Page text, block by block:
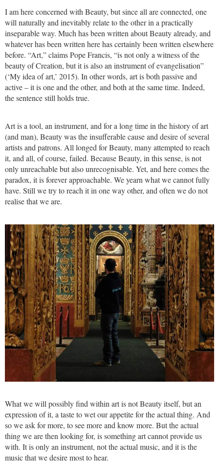
I am here concerned with Beauty, but since all are connected, one
will naturally and inevitably relate to the other in a practically
inseparable way. Much has been written about Beauty already, and
whatever has been written here has certainly been written elsewhere
before. “Art,” claims Pope Francis, “is not only a witness of the
beauty of Creation, but it is also an instrument of evangelisation”
(‘My idea of art,’ 2015). In other words, art is both passive and
active – it is one and the other, and both at the same time. Indeed,
the sentence still holds true.
Art is a tool, an instrument, and for a long time in the history of art
(and man), Beauty was the insufferable cause and desire of several
artists and patrons. All longed for Beauty, many attempted to reach
it, and all, of course, failed. Because Beauty, in this sense, is not
only unreachable but also unrecognisable. Yet, and here comes the
paradox, it is forever approachable. We yearn what we cannot fully
have. Still we try to reach it in one way other, and often we do not
realise that we are.
What we will possibly find within art is not Beauty itself, but an
expression of it, a taste to wet our appetite for the actual thing. And
so we ask for more, to see more and know more. But the actual
thing we are then looking for, is something art cannot provide us
with. It is only an instrument, not the actual music, and it is the
music that we desire most to hear.